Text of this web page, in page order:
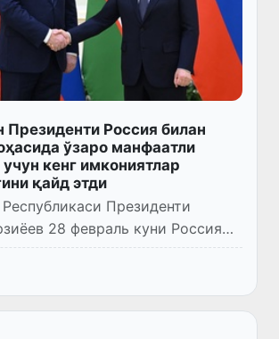
Президенти Россия билан
ўзаро манфаатли
кенг имкониятлар
қайд этди
Президенти
28 февраль куни Россия
Ҳукумати Раисининг
Марат Хуснуллин бошчилигидаги
қабул қилди.